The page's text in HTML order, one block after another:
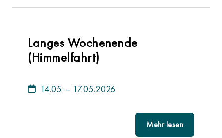
Langes Wochenende
(Himmelfahrt)
14.05. – 17.05.2026
Mehr lesen